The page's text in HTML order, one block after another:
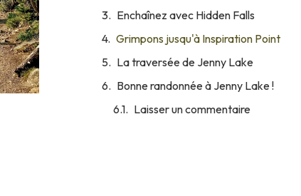
Enchaînez avec Hidden Falls
Grimpons jusqu'à Inspiration Point
La traversée de Jenny Lake
Bonne randonnée à Jenny Lake !
Laisser un commentaire